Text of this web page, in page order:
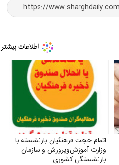
اتمام حجت فرهنگیان بازنشسته با
وزارت آموزش‌وپرورش و سازمان
بازنشستگی کشوری